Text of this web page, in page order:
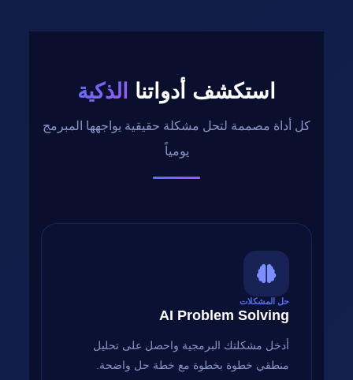
استكشف أدواتنا الذكية
كل أداة مصممة لتحل مشكلة حقيقية يواجهها المبرمج
يومياً
حل المشكلات
AI Problem Solving
أدخل مشكلتك البرمجية واحصل على تحليل
منطقي خطوة بخطوة مع خطة حل واضحة.